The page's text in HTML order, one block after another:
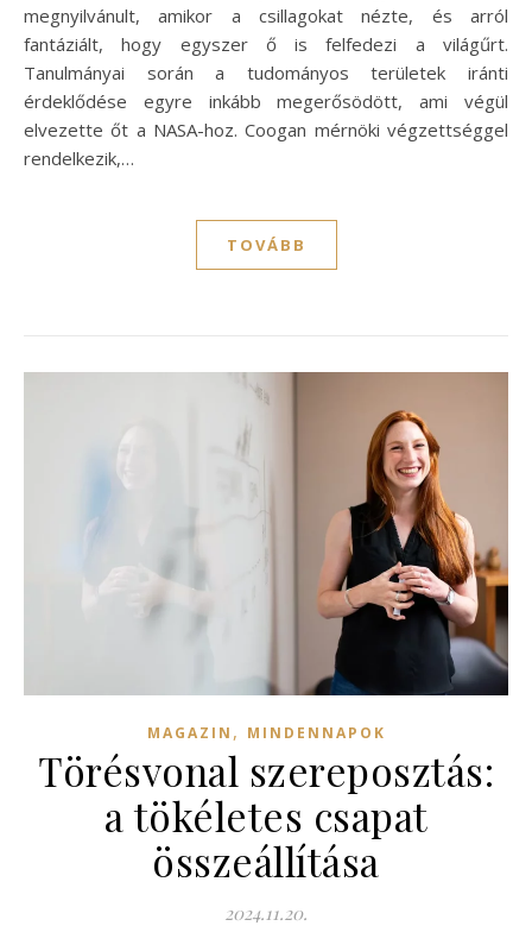
megnyilvánult, amikor a csillagokat nézte, és arról
fantáziált, hogy egyszer ő is felfedezi a világűrt.
Tanulmányai során a tudományos területek iránti
érdeklődése egyre inkább megerősödött, ami végül
elvezette őt a NASA-hoz. Coogan mérnöki végzettséggel
rendelkezik,…
TOVÁBB
MAGAZIN , MINDENNAPOK
Törésvonal szereposztás:
a tökéletes csapat
összeállítása
2024.11.20.